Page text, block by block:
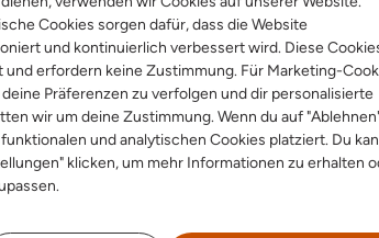
Cookies sorgen dafür, dass die Website
und kontinuierlich verbessert wird. Diese
erfordern keine Zustimmung. Für Marketing-
Präferenzen zu verfolgen und dir personalisierte
wir um deine Zustimmung. Wenn du auf
und analytischen Cookies platziert. Du
klicken, um mehr Informationen zu erhalten